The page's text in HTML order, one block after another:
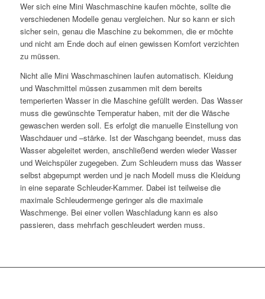
Wer sich eine Mini Waschmaschine kaufen möchte, sollte die
verschiedenen Modelle genau vergleichen. Nur so kann er sich
sicher sein, genau die Maschine zu bekommen, die er möchte
und nicht am Ende doch auf einen gewissen Komfort verzichten
zu müssen.
Nicht alle Mini Waschmaschinen laufen automatisch. Kleidung
und Waschmittel müssen zusammen mit dem bereits
temperierten Wasser in die Maschine gefüllt werden. Das Wasser
muss die gewünschte Temperatur haben, mit der die Wäsche
gewaschen werden soll. Es erfolgt die manuelle Einstellung von
Waschdauer und –stärke. Ist der Waschgang beendet, muss das
Wasser abgeleitet werden, anschließend werden wieder Wasser
und Weichspüler zugegeben. Zum Schleudern muss das Wasser
selbst abgepumpt werden und je nach Modell muss die Kleidung
in eine separate Schleuder-Kammer. Dabei ist teilweise die
maximale Schleudermenge geringer als die maximale
Waschmenge. Bei einer vollen Waschladung kann es also
passieren, dass mehrfach geschleudert werden muss.